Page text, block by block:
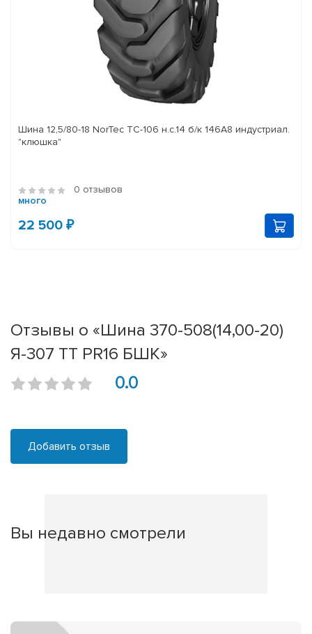
Шина 12,5/80-18 NorTec TC-106 н.с.14 б/к 146A8 индустриал.
"клюшка"
0 отзывов
много
22 500 ₽
Отзывы о «Шина 370-508(14,00-20)
Я-307 ТТ PR16 БШК»
0.0
Добавить отзыв
Вы недавно смотрели